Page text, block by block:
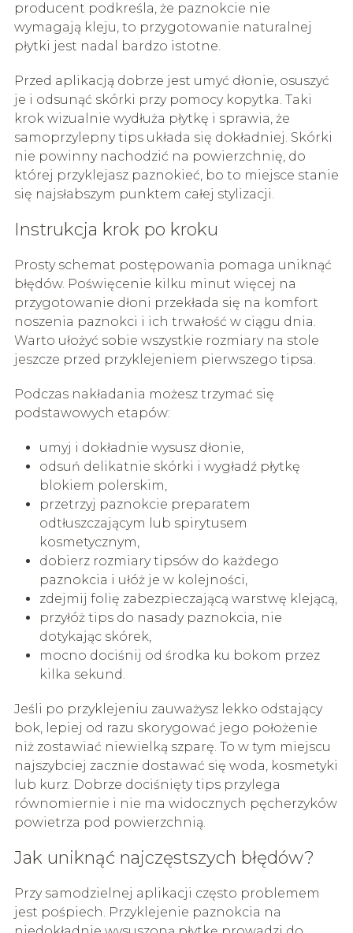
producent podkreśla, że paznokcie nie
wymagają kleju, to przygotowanie naturalnej
płytki jest nadal bardzo istotne.
Przed aplikacją dobrze jest umyć dłonie, osuszyć
je i odsunąć skórki przy pomocy kopytka. Taki
krok wizualnie wydłuża płytkę i sprawia, że
samoprzylepny tips układa się dokładniej. Skórki
nie powinny nachodzić na powierzchnię, do
której przyklejasz paznokieć, bo to miejsce stanie
się najsłabszym punktem całej stylizacji.
Instrukcja krok po kroku
Prosty schemat postępowania pomaga uniknąć
błędów. Poświęcenie kilku minut więcej na
przygotowanie dłoni przekłada się na komfort
noszenia paznokci i ich trwałość w ciągu dnia.
Warto ułożyć sobie wszystkie rozmiary na stole
jeszcze przed przyklejeniem pierwszego tipsa.
Podczas nakładania możesz trzymać się
podstawowych etapów:
umyj i dokładnie wysusz dłonie,
odsuń delikatnie skórki i wygładź płytkę
blokiem polerskim,
przetrzyj paznokcie preparatem
odtłuszczającym lub spirytusem
kosmetycznym,
dobierz rozmiary tipsów do każdego
paznokcia i ułóż je w kolejności,
zdejmij folię zabezpieczającą warstwę klejącą,
przyłóż tips do nasady paznokcia, nie
dotykając skórek,
mocno dociśnij od środka ku bokom przez
kilka sekund.
Jeśli po przyklejeniu zauważysz lekko odstający
bok, lepiej od razu skorygować jego położenie
niż zostawiać niewielką szparę. To w tym miejscu
najszybciej zacznie dostawać się woda, kosmetyki
lub kurz. Dobrze dociśnięty tips przylega
równomiernie i nie ma widocznych pęcherzyków
powietrza pod powierzchnią.
Jak uniknąć najczęstszych błędów?
Przy samodzielnej aplikacji często problemem
jest pośpiech. Przyklejenie paznokcia na